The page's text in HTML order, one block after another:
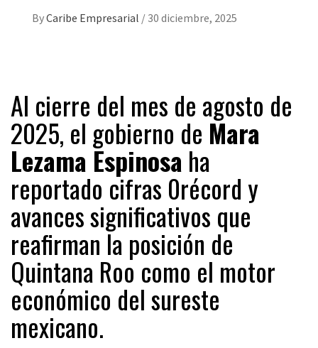
ByCaribe Empresarial / 30 diciembre, 2025
Al cierre del mes de agosto de
2025, el gobierno de Mara
Lezama Espinosa ha
reportado cifras 0récord y
avances significativos que
reafirman la posición de
Quintana Roo como el motor
económico del sureste
mexicano.